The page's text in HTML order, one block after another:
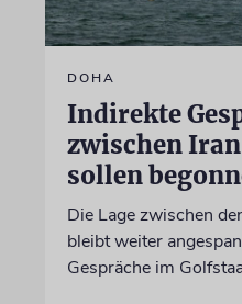
DOHA
Indirekte
zwischen Iran
sollen
Die Lage zwischen
bleibt weiter
Gespräche im